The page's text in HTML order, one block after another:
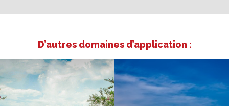
D’autres domaines d’application :